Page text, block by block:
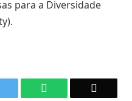
para a Diversidade
WhatsApp